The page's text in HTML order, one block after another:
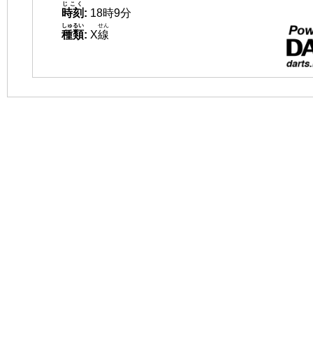
時刻
じこく
: 18時9分
種類
しゅるい
: X線
せん